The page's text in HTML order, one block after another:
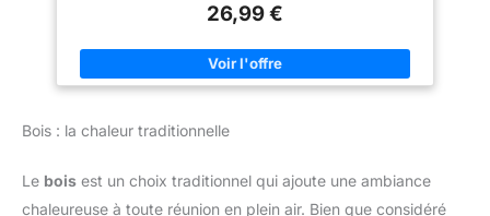
26,99 €
Bois : la chaleur traditionnelle
Le bois est un choix traditionnel qui ajoute une ambiance
chaleureuse à toute réunion en plein air. Bien que considéré